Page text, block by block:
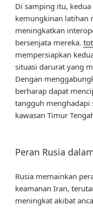
Di samping itu,
kemungkinan latihan
meningkatkan
bersenjata mereka.
mempersiapkan
situasi darurat yang
Dengan
berharap dapat
tangguh menghadapi
kawasan Timur
Peran Rusia
Rusia memainkan
keamanan Iran,
meningkat akibat